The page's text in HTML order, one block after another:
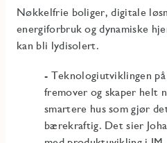
Nøkkelfrie boliger, digitale
energiforbruk og dynamiske
kan bli lydisolert.
- Teknologiutviklingen
fremover og skaper helt
smartere hus som gjør
bærekraftig. Det sier